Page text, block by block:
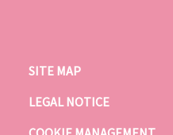
SITE MAP
LEGAL NOTICE